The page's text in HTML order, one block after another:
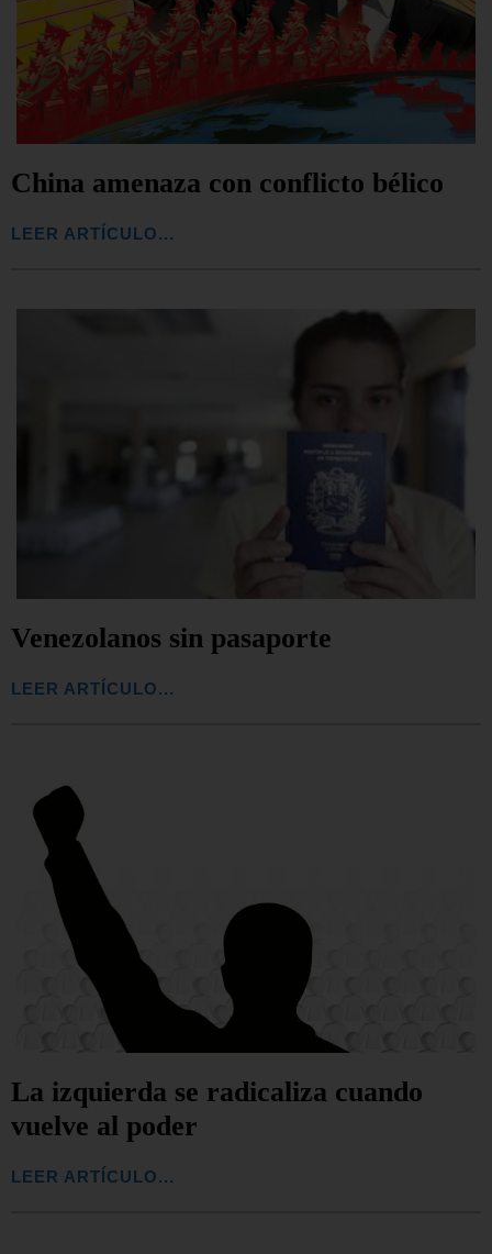
China amenaza con conflicto bélico
LEER ARTÍCULO...
Venezolanos sin pasaporte
LEER ARTÍCULO...
La izquierda se radicaliza cuando
vuelve al poder
LEER ARTÍCULO...